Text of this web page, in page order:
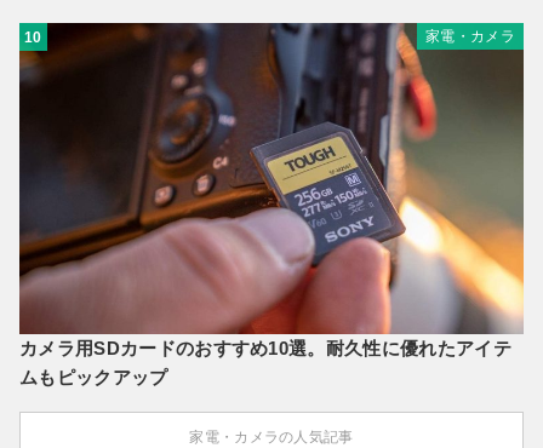
10 家電・カメラ
カメラ用SDカードのおすすめ10選。耐久性に優れたアイテ
ムもピックアップ
家電・カメラの人気記事